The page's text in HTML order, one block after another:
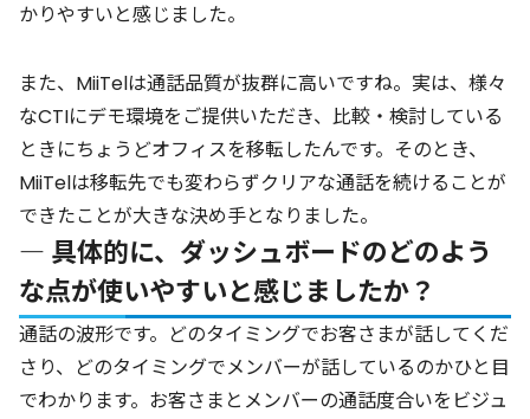
かりやすいと感じました。
また、MiiTelは通話品質が抜群に高いですね。実は、様々
なCTIにデモ環境をご提供いただき、比較・検討している
ときにちょうどオフィスを移転したんです。そのとき、
MiiTelは移転先でも変わらずクリアな通話を続けることが
できたことが大きな決め手となりました。
― 具体的に、ダッシュボードのどのよう
な点が使いやすいと感じましたか？
通話の波形です。どのタイミングでお客さまが話してくだ
さり、どのタイミングでメンバーが話しているのかひと目
でわかります。お客さまとメンバーの通話度合いをビジュ